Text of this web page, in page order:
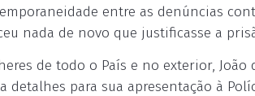
entre as denúncias
nada de novo que justificasse a
de todo o País e no exterior, João
detalhes para sua apresentação à